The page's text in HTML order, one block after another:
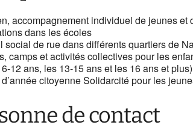
accompagnement individuel de jeunes et
dans les écoles
social de rue dans différents quartiers de
camps et activités collectives pour les
12 ans, les 13-15 ans et les 16 ans et plus)
citoyenne Solidarcité pour les
de contact